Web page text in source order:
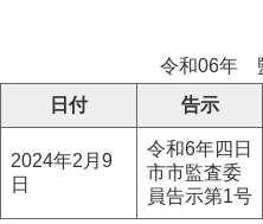
令和06年
日付
告示
2024年2月9
日
令和6年四日
市市監査委
員告示第1号